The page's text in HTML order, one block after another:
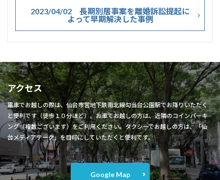
2023/04/02 長期別居事案を離婚訴訟提起に
よって早期解決した事例
アクセス
電車でお越しの際は、仙台市営地下鉄南北線勾当台公園駅でお降りいただく
と便利です（徒歩１０分ほど）。お車でお越しの方は、近隣のコインパーキ
ング（複数ございます）をご利用ください。タクシーでお越しの方は、「仙
台メディアテーク」を目印にしていただくと便利です。
Google Map